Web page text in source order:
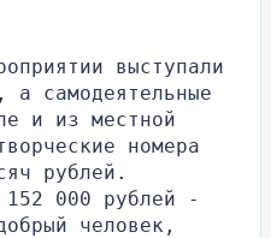
выступали
а самодеятельные
и из местной
номера
рублей.
152 000 рублей -
человек,